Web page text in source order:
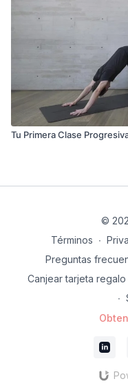
Tu Primera Clase
©
Términos ∙
Preguntas
Canjear tarjeta regalo
∙